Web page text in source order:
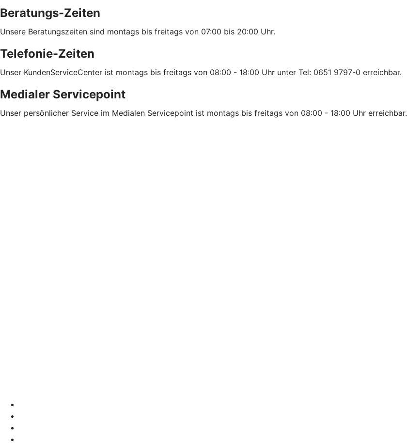
Beratungs-Zeiten
Unsere Beratungszeiten sind montags bis freitags von 07:00 bis 20:00 Uhr.
Telefonie-Zeiten
Unser KundenServiceCenter ist montags bis freitags von 08:00 - 18:00 Uhr unter Tel: 0651 9797-0 erreichbar.
Medialer Servicepoint
Unser persönlicher Service im Medialen Servicepoint ist montags bis freitags von 08:00 - 18:00 Uhr erreichbar.